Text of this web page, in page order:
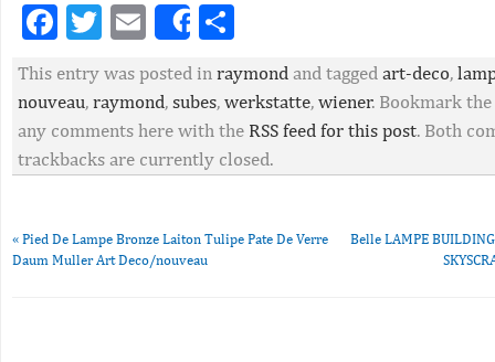
Facebook
Twitter
EmailShare
This entry was posted in raymond and tagged art-deco,
nouveau, raymond, subes, werkstatte, wiener. Bookmark the
any comments here with the RSS feed for this post. Both
trackbacks are currently closed.
« Pied De Lampe Bronze Laiton Tulipe Pate De Verre
Daum Muller Art Deco/nouveau
Belle LAMPE